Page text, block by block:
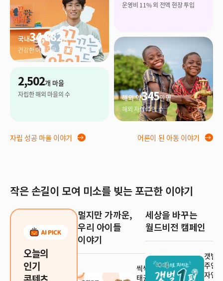
자립 성공 마을 이야기 어른이 된 아동 이야기
2,502개 마을
자립한 해외 마을의 수 해외 약345만명
해외 자립 주민 수
국내34,882명
건강한 어른으로 성장한 아이들
운영비 11% 외 전액 현장 투입
작은 손길이 모여 미소를 빚는 포근한 이야기
오늘의
인기
멀지만 가까운,
우리 아이들
이야기
씩씩한
태권소녀가
세상을 바꾸는
월드비전 캠페인
갯벌
주인
자연을